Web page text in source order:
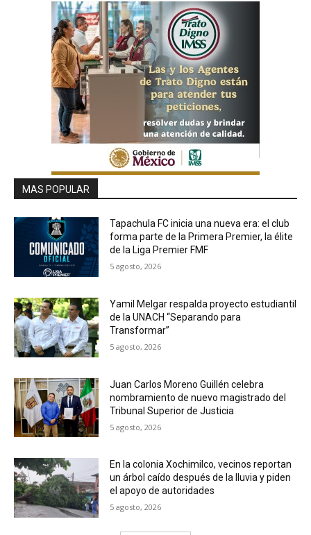
MAS POPULAR
Tapachula FC inicia una nueva era: el club
forma parte de la Primera Premier, la élite
de la Liga Premier FMF
5 agosto, 2026
Yamil Melgar respalda proyecto estudiantil
de la UNACH “Separando para
Transformar”
5 agosto, 2026
Juan Carlos Moreno Guillén celebra
nombramiento de nuevo magistrado del
Tribunal Superior de Justicia
5 agosto, 2026
En la colonia Xochimilco, vecinos reportan
un árbol caído después de la lluvia y piden
el apoyo de autoridades
5 agosto, 2026